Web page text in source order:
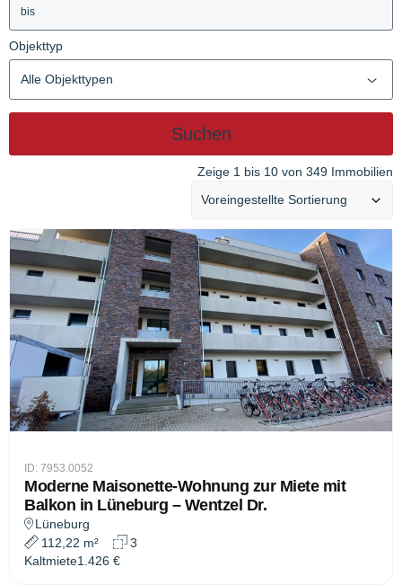
Objekttyp
Alle Objekttypen
Suchen
Zeige 1 bis 10 von 349 Immobilien
ID: 7953.0052
Moderne Maisonette-Wohnung zur Miete mit
Balkon in Lüneburg – Wentzel Dr.
Lüneburg
112,22 m²
3
Kaltmiete1.426 €